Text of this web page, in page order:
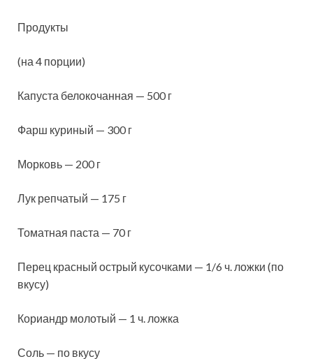
Продукты
(на 4 порции)
Капуста белокочанная — 500 г
Фарш куриный — 300 г
Морковь — 200 г
Лук репчатый — 175 г
Томатная паста — 70 г
Перец красный острый кусочками — 1/6 ч. ложки (по
вкусу)
Кориандр молотый — 1 ч. ложка
Соль — по вкусу